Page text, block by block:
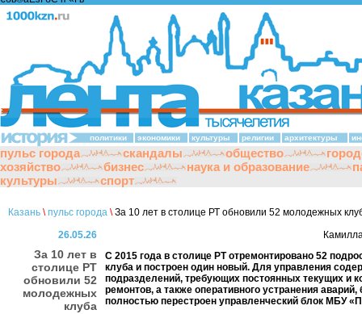
политики экономики культуры религии архитектуры
пульс города скандалы общество
хозяйство
бизнес наука и образование
культуры
спорт
Казань \ пульс города \За 10 лет в столице РТ обновили 52 молодежных
26.05.26
За 10 лет в
столице РТ
обновили 52
молодежных
клуба
С 2015 года в столице РТ отремонтировано 52
клуба и построен один новый. Для управления
подразделений, требующих постоянных текущих и
ремонтов, а также оперативного устранения
полностью перестроен управленческий блок МБУ